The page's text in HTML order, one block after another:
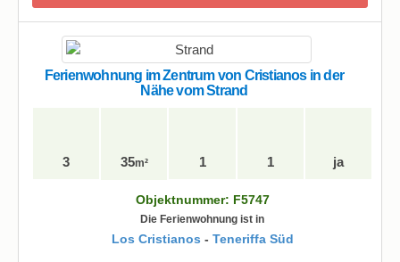
Ferienwohnung im Zentrum von Cristianos in der
Nähe vom Strand
3 35m² 1 1 ja
Objektnummer: F5747
Die Ferienwohnung ist in
Los Cristianos - Teneriffa Süd